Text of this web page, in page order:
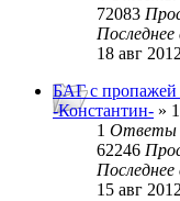
72083
18 авг
БАГ с пропажей
-Константин- »
1 Ответы
62246
15 авг